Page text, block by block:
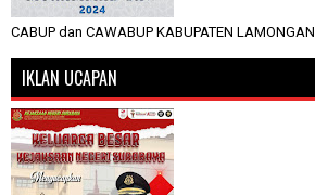
CABUP dan CAWABUP KABUPATEN LAMONGAN
IKLAN UCAPAN